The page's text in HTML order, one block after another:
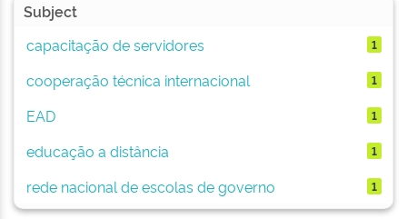
Subject
capacitação de servidores
1
cooperação técnica internacional 1
EAD 1
educação a distância 1
rede nacional de escolas de governo 1